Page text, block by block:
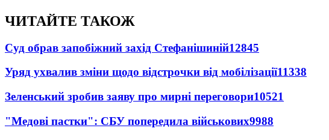
ЧИТАЙТЕ ТАКОЖ
Суд обрав запобіжний захід Стефанішиній12845
Уряд ухвалив зміни щодо відстрочки від мобілізації11338
Зеленський зробив заяву про мирні переговори10521
"Медові пастки": СБУ попередила військових9988